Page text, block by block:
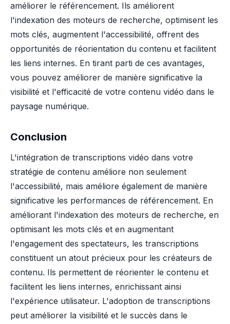
améliorer le référencement. Ils améliorent
l'indexation des moteurs de recherche, optimisent les
mots clés, augmentent l'accessibilité, offrent des
opportunités de réorientation du contenu et facilitent
les liens internes. En tirant parti de ces avantages,
vous pouvez améliorer de manière significative la
visibilité et l'efficacité de votre contenu vidéo dans le
paysage numérique.
Conclusion
L'intégration de transcriptions vidéo dans votre
stratégie de contenu améliore non seulement
l'accessibilité, mais améliore également de manière
significative les performances de référencement. En
améliorant l'indexation des moteurs de recherche, en
optimisant les mots clés et en augmentant
l'engagement des spectateurs, les transcriptions
constituent un atout précieux pour les créateurs de
contenu. Ils permettent de réorienter le contenu et
facilitent les liens internes, enrichissant ainsi
l'expérience utilisateur. L'adoption de transcriptions
peut améliorer la visibilité et le succès dans le